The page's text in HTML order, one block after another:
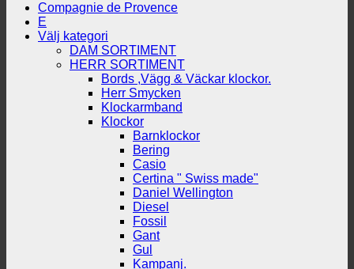
Compagnie de Provence
E
Välj kategori
DAM SORTIMENT
HERR SORTIMENT
Bords ,Vägg & Väckar klockor.
Herr Smycken
Klockarmband
Klockor
Barnklockor
Bering
Casio
Certina " Swiss made"
Daniel Wellington
Diesel
Fossil
Gant
Gul
Kampanj.